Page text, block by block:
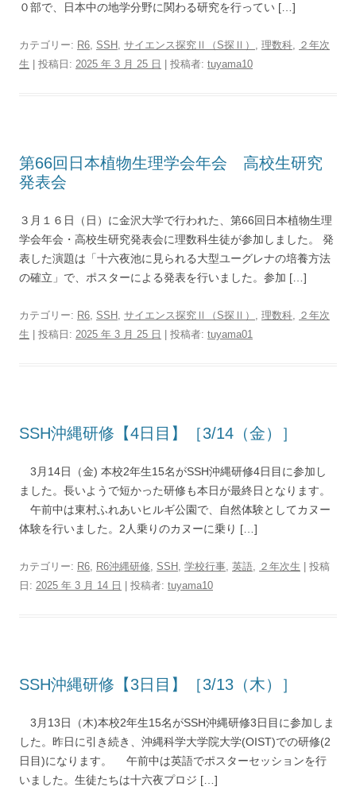
０部で、日本中の地学分野に関わる研究を行ってい […]
カテゴリー: R6, SSH , サイエンス探究Ⅱ（S探Ⅱ） , 理数科, ２年次
生 | 投稿日: 2025 年 3 月 25 日 投稿者: tuyama10
第66回日本植物生理学会年会 高校生研究
発表会
３月１６日（日）に金沢大学で行われた、第66回日本植物生理
学会年会・高校生研究発表会に理数科生徒が参加しました。 発
表した演題は「十六夜池に見られる大型ユーグレナの培養方法
の確立」で、ポスターによる発表を行いました。参加 […]
カテゴリー: R6, SSH , サイエンス探究Ⅱ（S探Ⅱ） , 理数科, ２年次
生 | 投稿日: 2025 年 3 月 25 日 投稿者: tuyama01
SSH沖縄研修【4日目】［3/14（金）］
3月14日（金) 本校2年生15名がSSH沖縄研修4日目に参加し
ました。長いようで短かった研修も本日が最終日となります。
午前中は東村ふれあいヒルギ公園で、自然体験としてカヌー
体験を行いました。2人乗りのカヌーに乗り […]
カテゴリー: R6, R6沖縄研修, SSH , 学校行事, 英語, ２年次生 | 投稿
日: 2025 年 3 月 14 日 投稿者: tuyama10
SSH沖縄研修【3日目】［3/13（木）］
3月13日（木)本校2年生15名がSSH沖縄研修3日目に参加しま
した。昨日に引き続き、沖縄科学大学院大学(OIST)での研修(2
日目)になります。 午前中は英語でポスターセッションを行
いました。生徒たちは十六夜プロジ […]